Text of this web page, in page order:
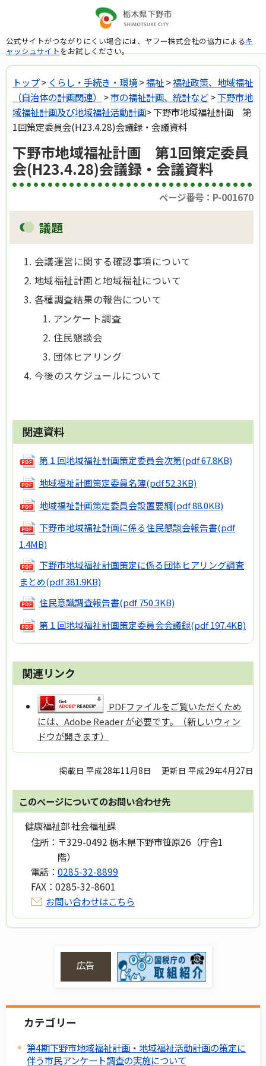
公式サイトがつながりにくい場合には、ヤフー株式会社の協力によるキ
ャッシュサイトをお試しください。
トップ> くらし・手続き・環境>福祉>福祉政策、地域福祉
（自治体の計画関連）
>市の福祉計画、統計など>下野市地
域福祉計画及び地域福祉活動計画> 下野市地域福祉計画 第
1回策定委員会(H23.4.28)会議録・会議資料
下野市地域福祉計画 第1回策定委員
会(H23.4.28)会議録・会議資料
ページ番号：P-001670
議題
会議運営に関する確認事項について
地域福祉計画と地域福祉について
各種調査結果の報告について
アンケート調査
住民懇談会
団体ヒアリング
今後のスケジュールについて
関連資料
第１回地域福祉計画策定委員会次第(pdf 67.8KB)
地域福祉計画策定委員名簿(pdf 52.3KB)
地域福祉計画策定委員会設置要綱(pdf 88.0KB)
下野市地域福祉計画に係る住民懇談会報告書(pdf
1.4MB)
下野市地域福祉計画策定に係る団体ヒアリング調査
まとめ(pdf 381.9KB)
住民意識調査報告書(pdf 750.3KB)
第１回地域福祉計画策定委員会会議録(pdf 197.4KB)
関連リンク
PDFファイルをご覧いただくため
には、Adobe Reader が必要です。（新しいウィン
ドウが開きます）
掲載日 平成28年11月8日 更新日 平成29年4月27日
このページについてのお問い合わせ先
健康福祉部 社会福祉課
住所： 〒329-0492 栃木県下野市笹原26（庁舎1
階）
電話： 0285-32-8899
FAX： 0285-32-8601
お問い合わせはこちら
広告
カテゴリー
第4期下野市地域福祉計画・地域福祉活動計画の策定に
伴う市民アンケート調査の実施について